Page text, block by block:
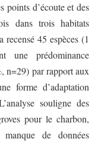
points d’écoute et des
dans trois habitats
45 espèces (1
une prédominance
n=29) par rapport aux
forme d’adaptation
souligne des
pour le charbon,
de données